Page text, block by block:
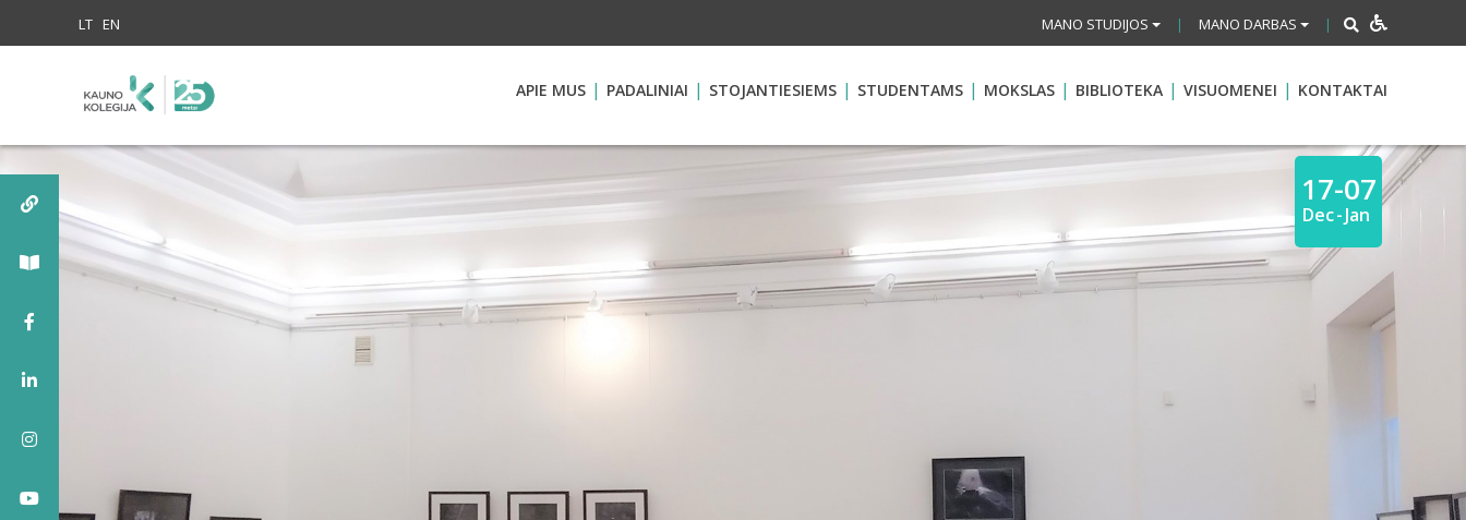
LT EN MANO STUDIJOS | MANO DARBAS |
APIE MUS PADALINIAI STOJANTIESIEMS STUDENTAMS MOKSLAS BIBLIOTEKA VISUOMENEI KONTAKTAI
17-07
Dec-Jan